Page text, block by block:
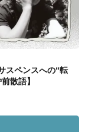
スペンスへの“転
散語】